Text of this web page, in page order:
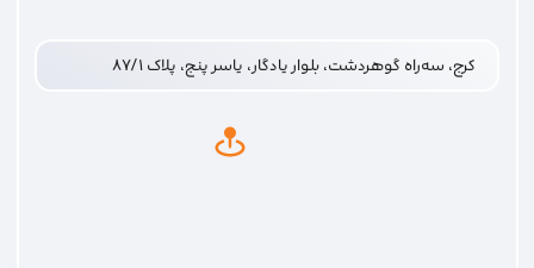
کرج، سه‌راه گوهردشت، بلوار یادگار، یاسر پنج، پلاک ۸۷/۱